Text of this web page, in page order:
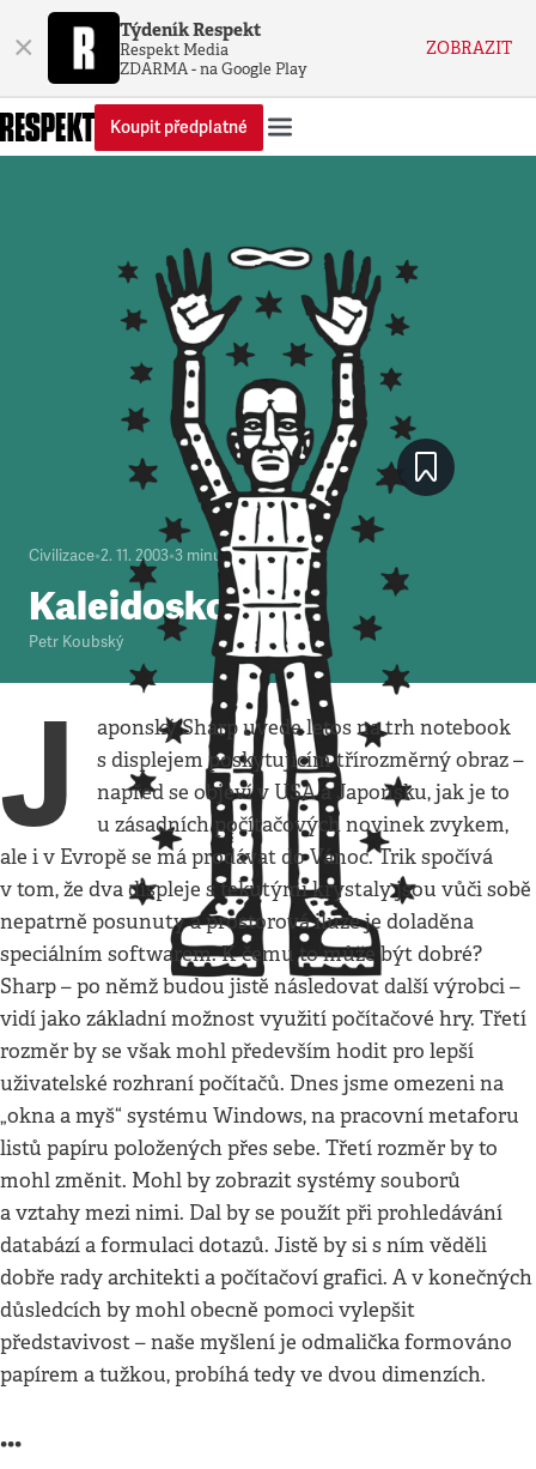
× Týdeník Respekt
Respekt Media
ZDARMA - na Google Play
ZOBRAZIT
Koupit předplatné
Civilizace•2. 11. 2003•3 minuty
Kaleidoskop
Petr Koubský
J
aponský Sharp uvede letos na trh notebook
s displejem poskytujícím třírozměrný obraz –
napřed se objeví v USA a Japonsku, jak je to
u zásadních počítačových novinek zvykem,
ale i v Evropě se má prodávat do Vánoc. Trik spočívá
v tom, že dva displeje s tekutými krystaly jsou vůči sobě
nepatrně posunuty a prostorová iluze je doladěna
speciálním softwarem. K čemu to může být dobré?
Sharp – po němž budou jistě následovat další výrobci –
vidí jako základní možnost využití počítačové hry. Třetí
rozměr by se však mohl především hodit pro lepší
uživatelské rozhraní počítačů. Dnes jsme omezeni na
„okna a myš“ systému Windows, na pracovní metaforu
listů papíru položených přes sebe. Třetí rozměr by to
mohl změnit. Mohl by zobrazit systémy souborů
a vztahy mezi nimi. Dal by se použít při prohledávání
databází a formulaci dotazů. Jistě by si s ním věděli
dobře rady architekti a počítačoví grafici. A v konečných
důsledcích by mohl obecně pomoci vylepšit
představivost – naše myšlení je odmalička formováno
papírem a tužkou, probíhá tedy ve dvou dimenzích.
•••